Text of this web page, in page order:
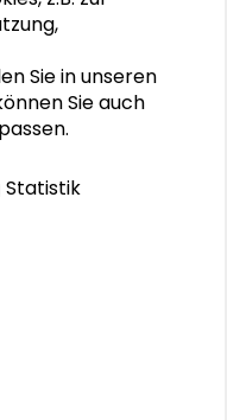
Deutschland
Sie in unseren
Sie auch
Statistik